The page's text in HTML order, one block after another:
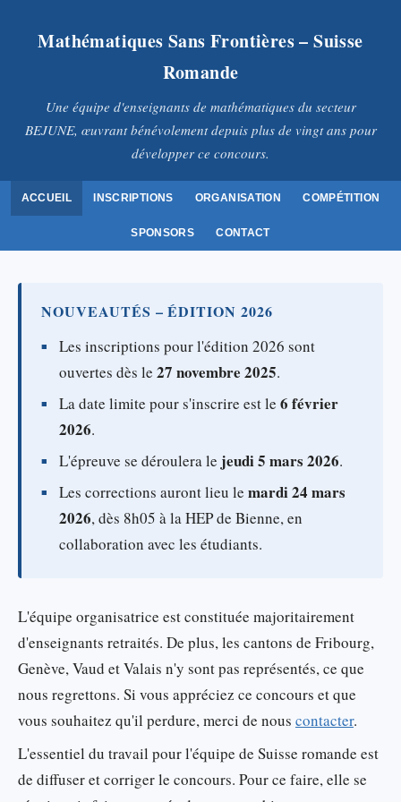
Mathématiques Sans Frontières – Suisse
Romande
Une équipe d'enseignants de mathématiques du secteur
BEJUNE, œuvrant bénévolement depuis plus de vingt ans pour
développer ce concours.
ACCUEIL INSCRIPTIONS ORGANISATION COMPÉTITION
SPONSORS CONTACT
NOUVEAUTÉS – ÉDITION 2026
Les inscriptions pour l'édition 2026 sont
ouvertes dès le 27 novembre 2025.
La date limite pour s'inscrire est le 6 février
2026.
L'épreuve se déroulera le jeudi 5 mars 2026.
Les corrections auront lieu le mardi 24 mars
2026, dès 8h05 à la HEP de Bienne, en
collaboration avec les étudiants.
L'équipe organisatrice est constituée majoritairement
d'enseignants retraités. De plus, les cantons de Fribourg,
Genève, Vaud et Valais n'y sont pas représentés, ce que
nous regrettons. Si vous appréciez ce concours et que
vous souhaitez qu'il perdure, merci de nous contacter.
L'essentiel du travail pour l'équipe de Suisse romande est
de diffuser et corriger le concours. Pour ce faire, elle se